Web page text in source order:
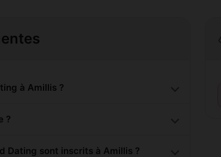
à Amillis ?
?
Dating sont inscrits à Amillis ?